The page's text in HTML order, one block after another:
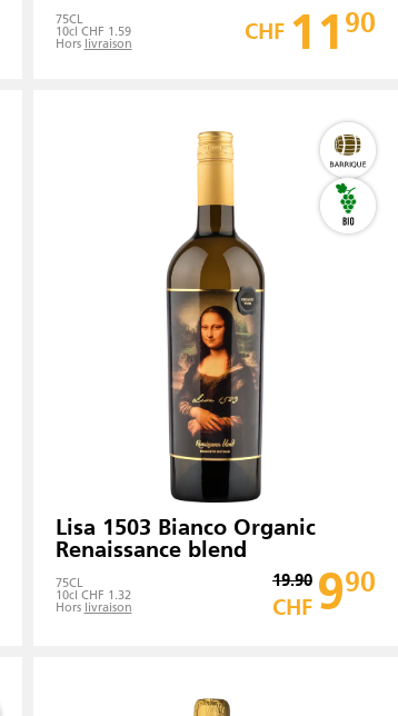
75CL
10cl CHF 1.59
Hors livraison CHF 11 90
Lisa 1503 Bianco Organic
Renaissance blend
75CL
10cl CHF 1.32
Hors livraison
19.90
CHF 990